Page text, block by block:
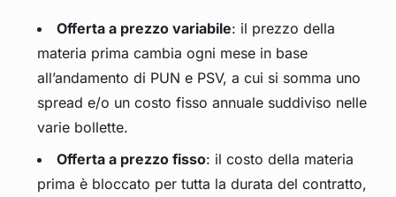
Offerta a prezzo variabile: il prezzo della
materia prima cambia ogni mese in base
all’andamento di PUN e PSV, a cui si somma uno
spread e/o un costo fisso annuale suddiviso nelle
varie bollette.
Offerta a prezzo fisso: il costo della materia
prima è bloccato per tutta la durata del contratto,